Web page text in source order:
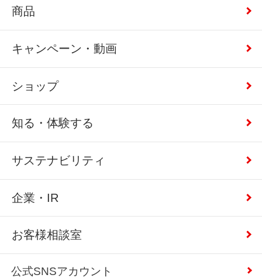
商品
キャンペーン・動画
ショップ
知る・体験する
サステナビリティ
企業・IR
お客様相談室
公式SNSアカウント